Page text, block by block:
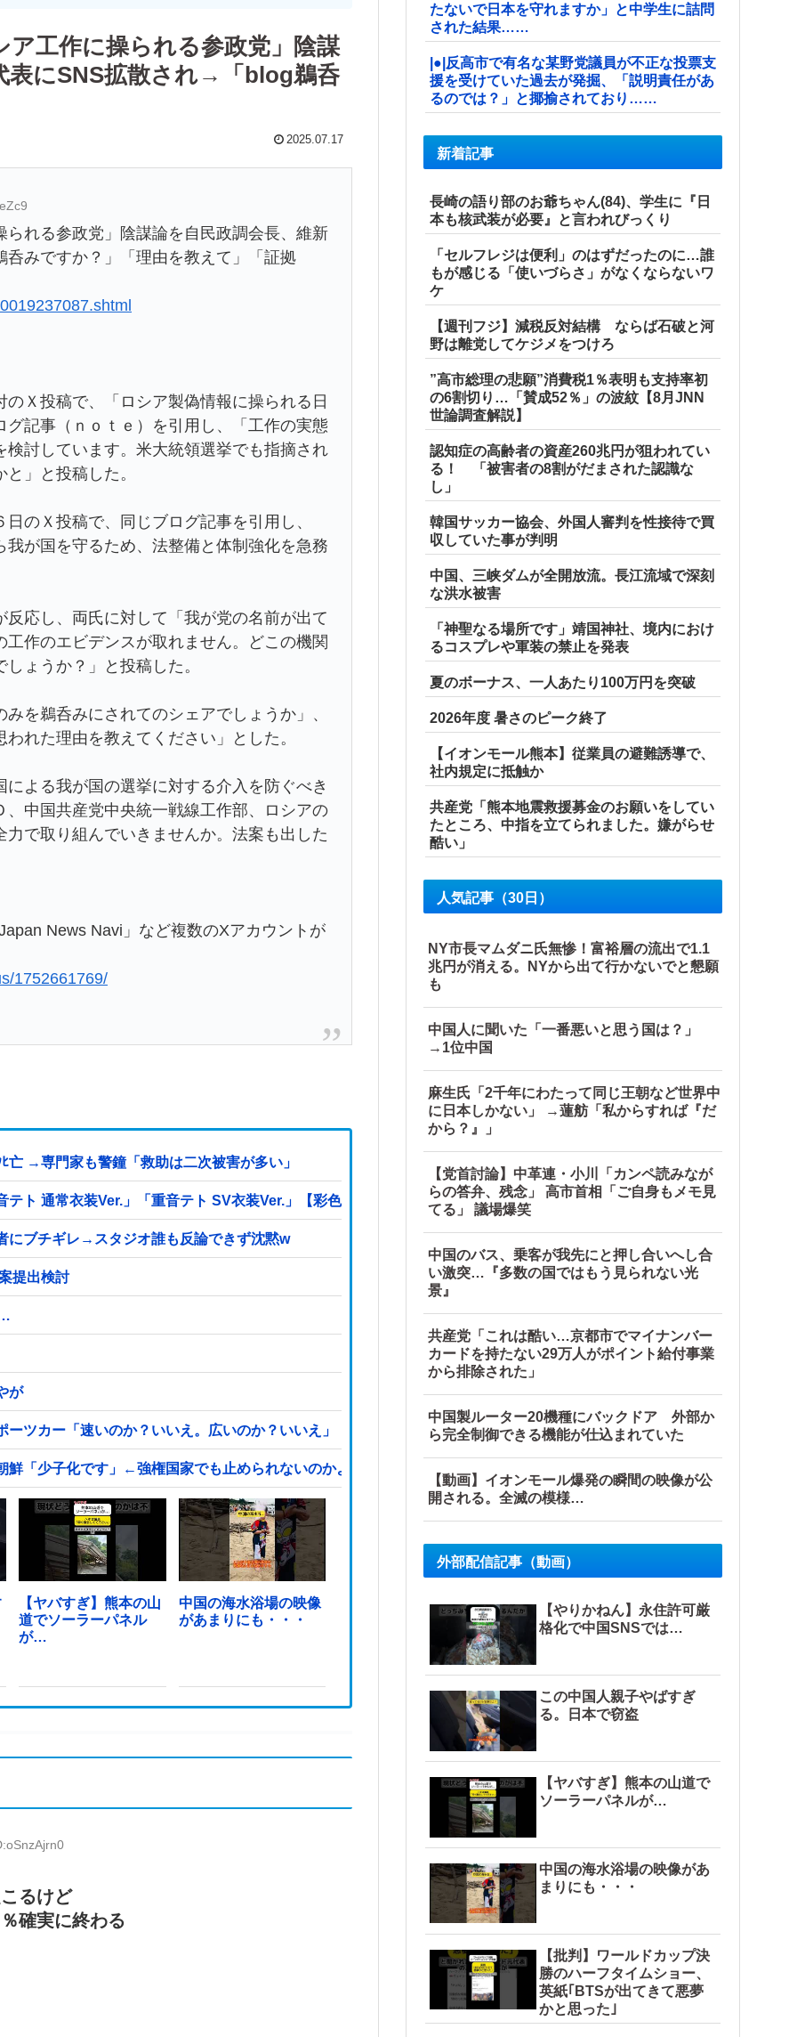
工作に操られる参政党」陰謀
表にSNS拡散され→「blog鵜呑
2025.07.17
れる参政党」陰謀論を自民政調会長、維新
みですか？」「理由を教えて」「証拠
Ｘ投稿で、「ロシア製偽情報に操られる日
記事（ｎｏｔｅ）を引用し、「工作の実態
討しています。米大統領選挙でも指摘され
」と投稿した。
のＸ投稿で、同じブログ記事を引用し、
が国を守るため、法整備と体制強化を急務
応し、両氏に対して「我が党の名前が出て
作のエビデンスが取れません。どこの機関
ょうか？」と投稿した。
を鵜呑みにされてのシェアでしょうか」、
れた理由を教えてください」とした。
よる我が国の選挙に対する介入を防ぐべき
中国共産党中央統一戦線工作部、ロシアの
で取り組んでいきませんか。法案も出した
News Navi」など複数のXアカウントが
1752661769/
→専門家も警鐘「救助は二次被害が多い」
ト 通常衣装Ver.」「重音テト SV衣装Ver.」【彩色原型公開】
にブチギレ→スタジオ誰も反論できず沈黙w
提出検討
が
ツカー「速いのか？いいえ。広いのか？いいえ」【海外の反応】
「少子化です」←強権国家でも止められないのかよ他
【ヤバすぎ】熊本の山
道でソーラーパネル
が…
中国の海水浴場の映像
があまりにも・・・
るけど
確実に終わる
たないで日本を守れますか」と中学生に詰問
された結果……
|●|反高市で有名な某野党議員が不正な投票支
援を受けていた過去が発掘、「説明責任があ
るのでは？」と揶揄されており……
新着記事
長崎の語り部のお爺ちゃん(84)、学生に『日
本も核武装が必要』と言われびっくり
「セルフレジは便利」のはずだったのに…誰
もが感じる「使いづらさ」がなくならないワ
ケ
【週刊フジ】減税反対結構 ならば石破と河
野は離党してケジメをつけろ
”高市総理の悲願”消費税1％表明も支持率初
の6割切り…「賛成52％」の波紋【8月JNN
世論調査解説】
認知症の高齢者の資産260兆円が狙われてい
る！ 「被害者の8割がだまされた認識な
し」
韓国サッカー協会、外国人審判を性接待で買
収していた事が判明
中国、三峡ダムが全開放流。長江流域で深刻
な洪水被害
「神聖なる場所です」靖国神社、境内におけ
るコスプレや軍装の禁止を発表
夏のボーナス、一人あたり100万円を突破
2026年度 暑さのピーク終了
【イオンモール熊本】従業員の避難誘導で、
社内規定に抵触か
共産党「熊本地震救援募金のお願いをしてい
たところ、中指を立てられました。嫌がらせ
酷い」
人気記事（30日）
NY市長マムダニ氏無惨！富裕層の流出で1.1
兆円が消える。NYから出て行かないでと懇願
も
中国人に聞いた「一番悪いと思う国は？」
→1位中国
麻生氏「2千年にわたって同じ王朝など世界中
に日本しかない」 →蓮舫「私からすれば『だ
から？』」
【党首討論】中革連・小川「カンペ読みなが
らの答弁、残念」 高市首相「ご自身もメモ見
てる」 議場爆笑
中国のバス、乗客が我先にと押し合いへし合
い激突…『多数の国ではもう見られない光
景』
共産党「これは酷い…京都市でマイナンバー
カードを持たない29万人がポイント給付事業
から排除された」
中国製ルーター20機種にバックドア 外部か
ら完全制御できる機能が仕込まれていた
【動画】イオンモール爆発の瞬間の映像が公
開される。全滅の模様…
外部配信記事（動画）
【やりかねん】永住許可厳
格化で中国SNSでは…
この中国人親子やばすぎ
る。日本で窃盗
【ヤバすぎ】熊本の山道で
ソーラーパネルが…
中国の海水浴場の映像があ
まりにも・・・
【批判】ワールドカップ決
勝のハーフタイムショー、
英紙｢BTSが出てきて悪夢
かと思った｣